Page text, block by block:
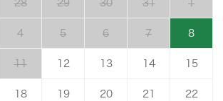
28 29 30 31 1
4 5 6 7 8
11 12 13 14 15
18 19 20 21 22